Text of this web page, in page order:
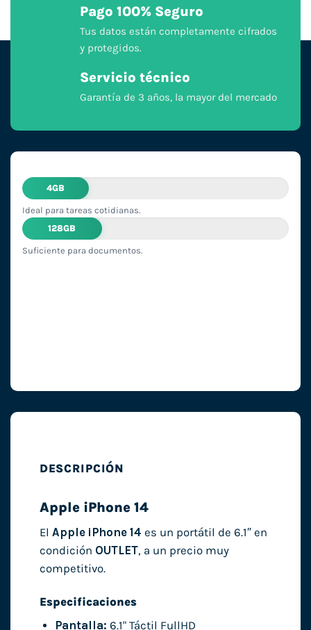
Pago 100% Seguro
Tus datos están completamente cifrados
y protegidos.
Servicio técnico
Garantía de 3 años, la mayor del mercado
4GB
Ideal para tareas cotidianas.
128GB
Suficiente para documentos.
DESCRIPCIÓN
Apple iPhone 14
El Apple iPhone 14 es un portátil de 6.1″ en
condición OUTLET, a un precio muy
competitivo.
Especificaciones
Pantalla: 6.1" Táctil FullHD